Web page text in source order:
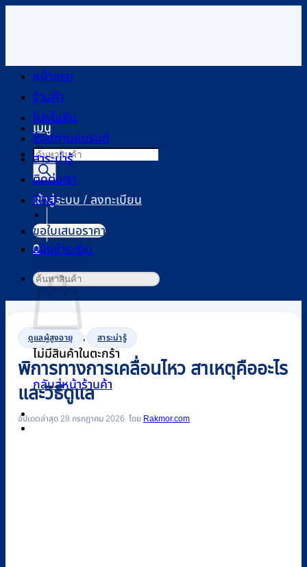
เนื้อหา
เมนู
Products
search
เข้าสู่ระบบ / ลงทะเบียน
0
ไม่มีสินค้าในตะกร้า
กลับสู่หน้าร้านค้า
หน้าแรก
ร้านค้า
โปรโมชัน
ช้อปตามแบรนด์
สาระน่ารู้
ติดต่อเรา
FAQ
ขอใบเสนอราคา
แจ้งชำระเงิน
ค้นหา:
ดูแลผู้สูงอายุ , สาระน่ารู้
พิการทางการเคลื่อนไหว สาเหตุคืออะไร
และวิธีดูแล
อัปเดตล่าสุด 28 กรกฎาคม 2026 Rakmor.com